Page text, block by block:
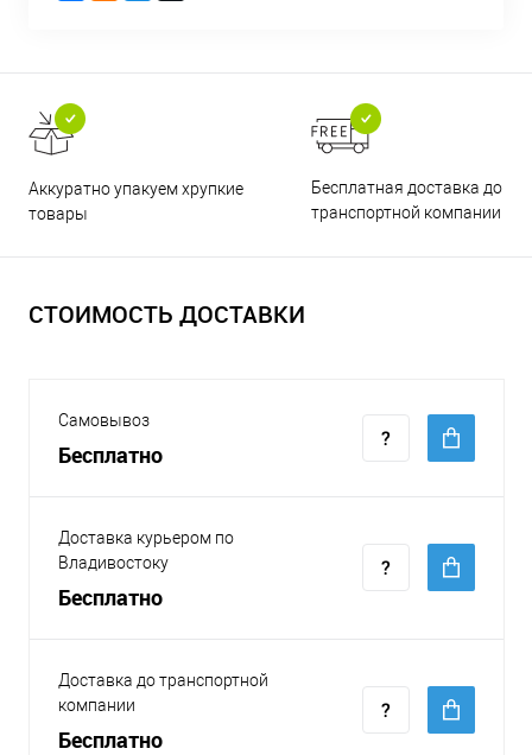
Аккуратно упакуем хрупкие
товары
Бесплатная доставка до
транспортной компании
СТОИМОСТЬ ДОСТАВКИ
Самовывоз
Бесплатно
Доставка курьером по
Владивостоку
Бесплатно
Доставка до транспортной
компании
Бесплатно